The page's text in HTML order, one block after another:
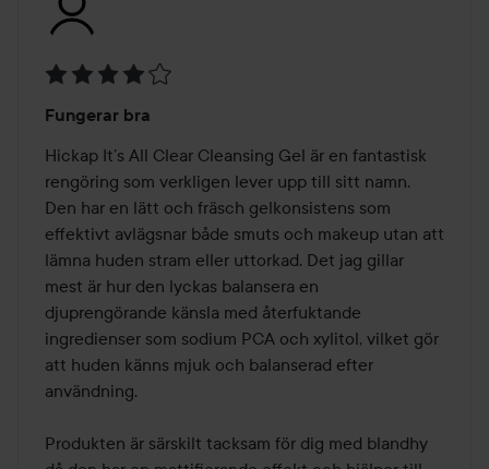
4
av
5
Fungerar bra
Hickap It’s All Clear Cleansing Gel är en fantastisk
rengöring som verkligen lever upp till sitt namn.
Den har en lätt och fräsch gelkonsistens som
effektivt avlägsnar både smuts och makeup utan att
lämna huden stram eller uttorkad. Det jag gillar
mest är hur den lyckas balansera en
djuprengörande känsla med återfuktande
ingredienser som sodium PCA och xylitol, vilket gör
att huden känns mjuk och balanserad efter
användning.
Produkten är särskilt tacksam för dig med blandhy